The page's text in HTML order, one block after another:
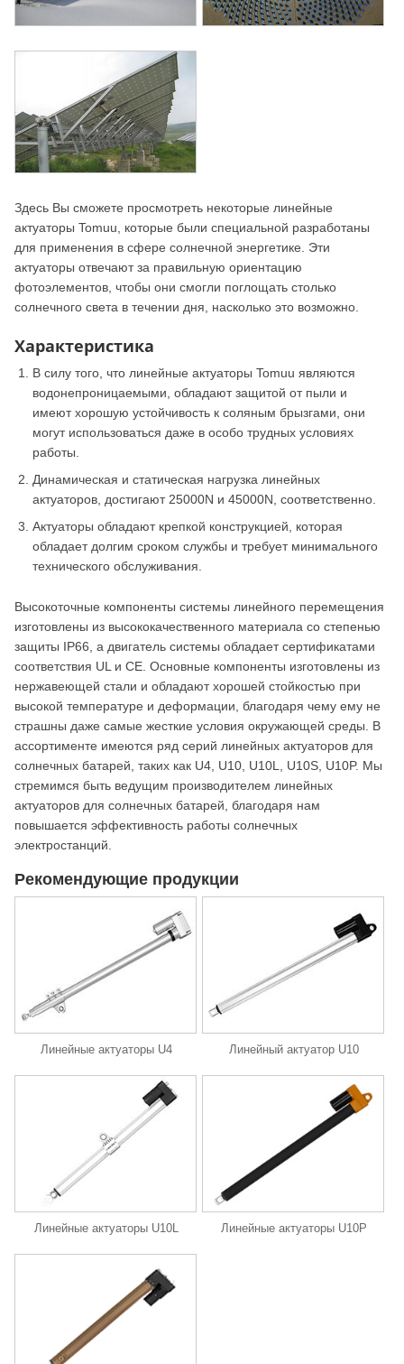
Здесь Вы сможете просмотреть некоторые линейные
актуаторы Tomuu, которые были специальной разработаны
для применения в сфере солнечной энергетике. Эти
актуаторы отвечают за правильную ориентацию
фотоэлементов, чтобы они смогли поглощать столько
солнечного света в течении дня, насколько это возможно.
Характеристика
В силу того, что линейные актуаторы Tomuu являются
водонепроницаемыми, обладают защитой от пыли и
имеют хорошую устойчивость к соляным брызгами, они
могут использоваться даже в особо трудных условиях
работы.
Динамическая и статическая нагрузка линейных
актуаторов, достигают 25000N и 45000N, соответственно.
Актуаторы обладают крепкой конструкцией, которая
обладает долгим сроком службы и требует минимального
технического обслуживания.
Высокоточные компоненты системы линейного перемещения
изготовлены из высококачественного материала со степенью
защиты IP66, а двигатель системы обладает сертификатами
соответствия UL и CE. Основные компоненты изготовлены из
нержавеющей стали и обладают хорошей стойкостью при
высокой температуре и деформации, благодаря чему ему не
страшны даже самые жесткие условия окружающей среды. В
ассортименте имеются ряд серий линейных актуаторов для
солнечных батарей, таких как U4, U10, U10L, U10S, U10P. Мы
стремимся быть ведущим производителем линейных
актуаторов для солнечных батарей, благодаря нам
повышается эффективность работы солнечных
электростанций.
Рекомендующие продукции
Линейные актуаторы U4 Линейный актуатор U10
Линейные актуаторы U10L Линейные актуаторы U10P